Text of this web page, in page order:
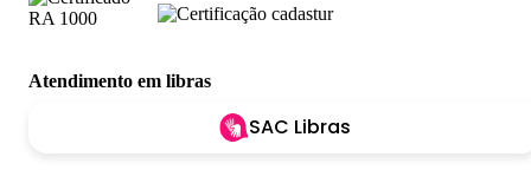
Atendimento em libras
SAC Libras